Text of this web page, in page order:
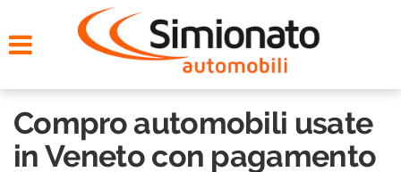
NOLEGGIO
Compro automobili usate
in Veneto con pagamento